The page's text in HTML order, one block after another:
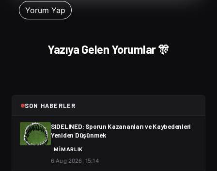
Yazıya Gelen Yorumlar 🎊
SON HABERLER
SIDELINED: Sporun Kazananları ve Kaybedenleri
Yeniden Düşünmek
MIMARLIK
6 Aug 2026, 15:14